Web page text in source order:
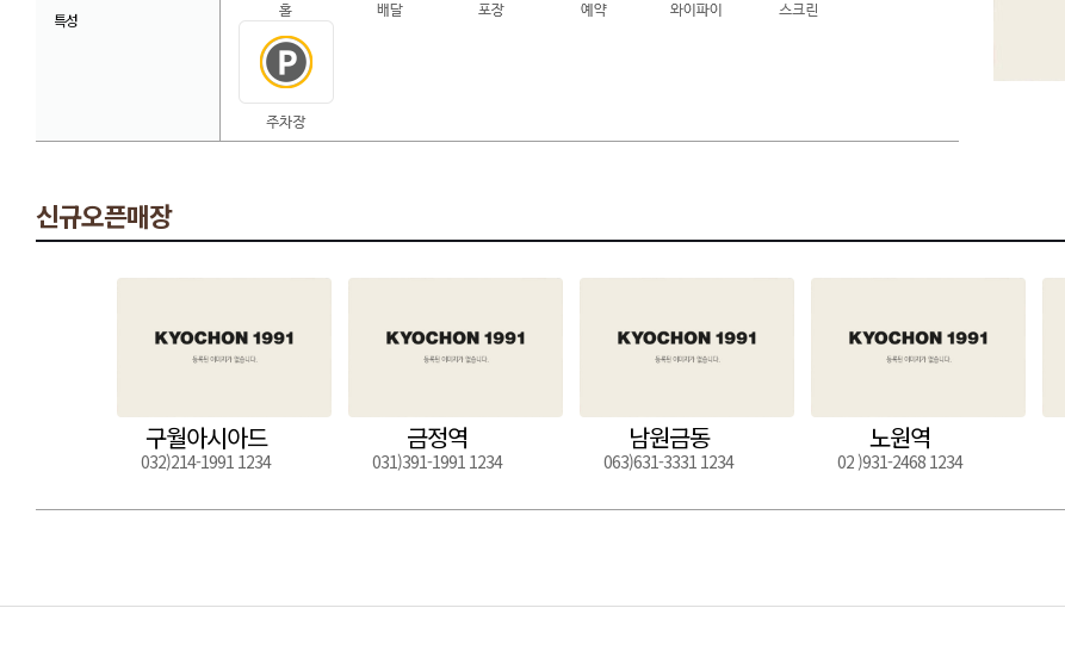
특성
신규오픈매장
구월아시아드
032)214-1991 1234
금정역
031)391-1991 1234
남원금동
063)631-3331 1234
노원역
02 )931-2468 1234